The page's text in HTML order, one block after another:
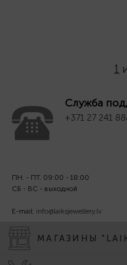
1
Служба
+371 27 241
ПН. - ПТ. 09:00 - 18:00
СБ - ВС - выходной
E-mail: info@laiksjewellery.lv
МАГАЗИНЫ